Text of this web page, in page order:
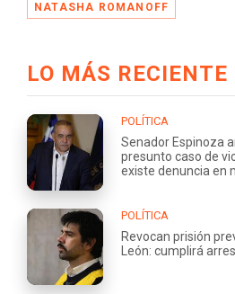
NATASHA ROMANOFF
LO MÁS RECIENTE
POLÍTICA
Senador Espinoza
presunto caso de
existe denuncia en
POLÍTICA
Revocan prisión
León: cumplirá